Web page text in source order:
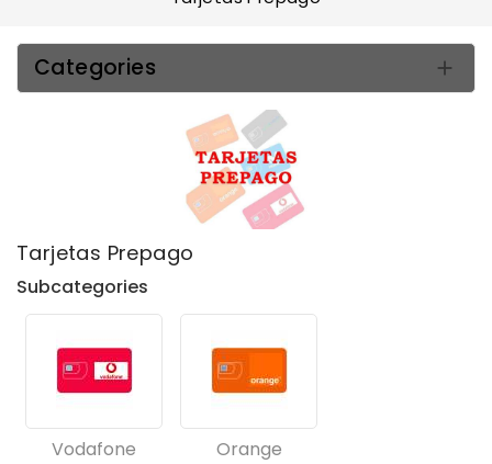
Categories 
Tarjetas Prepago
Subcategories
Vodafone Orange